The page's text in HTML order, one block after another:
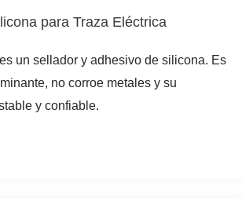
para Traza Eléctrica
un sellador y adhesivo de silicona. Es
no corroe metales y su
y confiable.